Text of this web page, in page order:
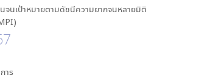
จนเป้าหมายตามดัชนีความยากจนหลายมิติ
าร